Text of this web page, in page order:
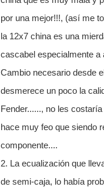
por una mejor!!!, (así me
la 12x7 china es una
cascabel especialmente a
Cambio necesario desde
desmerece un poco la
Fender......, no les
hace muy feo que siendo
componente....
2. La ecualización que
de semi-caja, lo había